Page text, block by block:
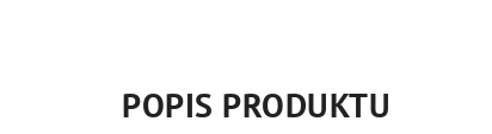
POPIS PRODUKTU